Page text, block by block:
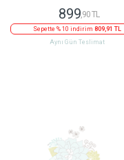
899,90 TL
Sepette % 10 indirim 809,91 TL
Aynı Gün Teslimat